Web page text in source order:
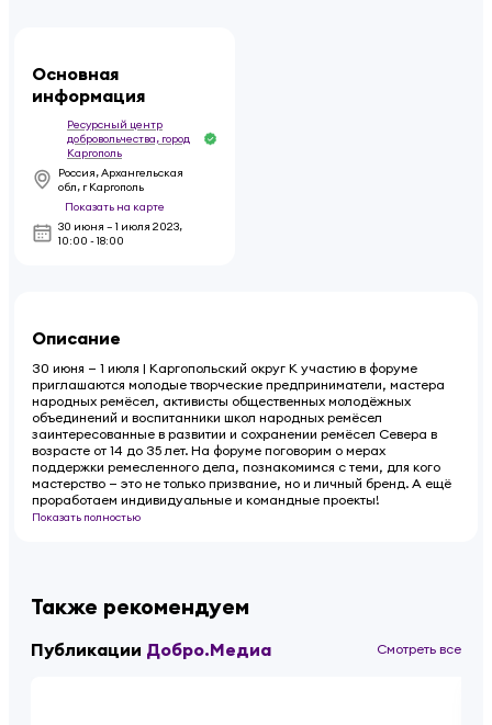
Основная
информация
Ресурсный центр
добровольчества, город
Каргополь
Россия, Архангельская
обл, г Каргополь
Показать на карте
30 июня – 1 июля 2023,
10:00 - 18:00
Описание
30 июня — 1 июля | Каргопольский округ К участию в форуме
приглашаются молодые творческие предприниматели, мастера
народных ремёсел, активисты общественных молодёжных
объединений и воспитанники школ народных ремёсел
заинтересованные в развитии и сохранении ремёсел Севера в
возрасте от 14 до 35 лет. На форуме поговорим о мерах
поддержки ремесленного дела, познакомимся с теми, для кого
мастерство — это не только призвание, но и личный бренд. А ещё
проработаем индивидуальные и командные проекты!
Показать полностью
Также рекомендуем
Публикации Добро.Медиа Смотреть все